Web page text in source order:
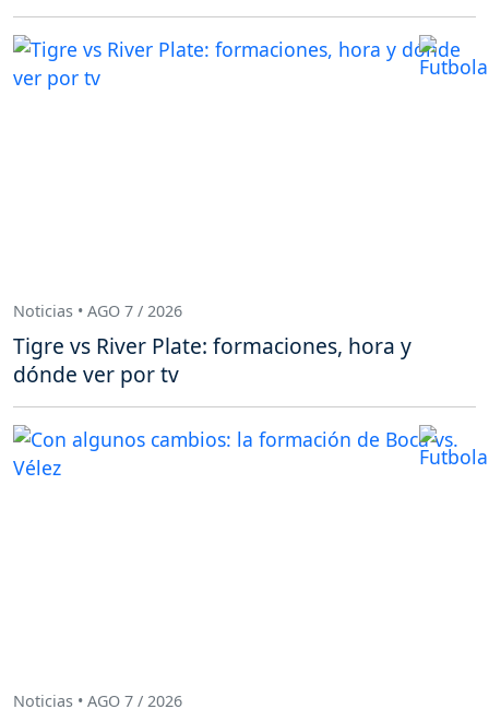
Noticias • AGO 7 / 2026
Tigre vs River Plate: formaciones, hora y
dónde ver por tv
Noticias • AGO 7 / 2026